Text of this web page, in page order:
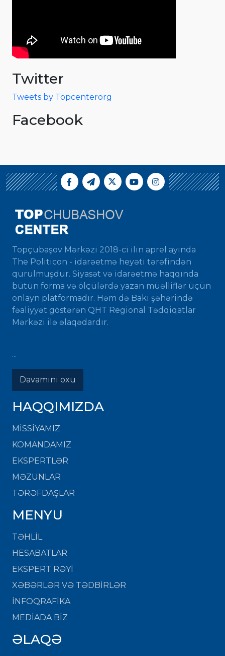
Twitter
Tweets by Topcenterorg
Facebook
Topçubaşov Mərkəzi 2018-ci ilin aprel ayında
The Politicon - idarəetmə heyəti tərəfindən
qurulmuşdur. Siyasət və idarəetmə haqqında
bütün forma və ölçülərdə yazan müəlliflər üçün
onlayn platformadır. Həm də Bakı şəhərində
fəaliyyət göstərən QHT Regional Tədqiqatlar
Mərkəzi ilə əlaqədardır.
...
Davamını oxu
HAQQIMIZDA
MISSIYAMIZ
KOMANDAMIZ
EKSPERTLƏR
MƏZUNLAR
TƏRƏFDAŞLAR
MENYU
TƏHLİL
HESABATLAR
EKSPERT RƏYİ
XƏBƏRLƏR VƏ TƏDBİRLƏR
İNFOQRAFİKA
MEDİADA BİZ
ƏLAQƏ